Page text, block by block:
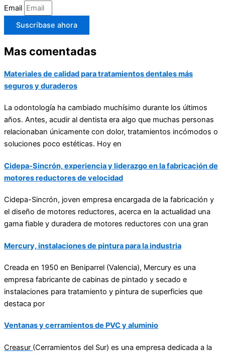
Email
Suscríbase ahora
Mas comentadas
Materiales de calidad para tratamientos dentales más
seguros y duraderos
La odontología ha cambiado muchísimo durante los últimos
años. Antes, acudir al dentista era algo que muchas personas
relacionaban únicamente con dolor, tratamientos incómodos o
soluciones poco estéticas. Hoy en
Cidepa-Sincrón, experiencia y liderazgo en la fabricación de
motores reductores de velocidad
Cidepa-Sincrón, joven empresa encargada de la fabricación y
el diseño de motores reductores, acerca en la actualidad una
gama fiable y duradera de motores reductores con una gran
Mercury, instalaciones de pintura para la industria
Creada en 1950 en Beniparrel (Valencia), Mercury es una
empresa fabricante de cabinas de pintado y secado e
instalaciones para tratamiento y pintura de superficies que
destaca por
Ventanas y cerramientos de PVC y aluminio
Creasur (Cerramientos del Sur) es una empresa dedicada a la